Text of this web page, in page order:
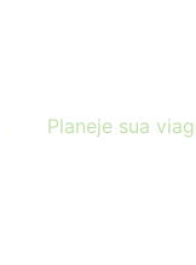
Planeje sua